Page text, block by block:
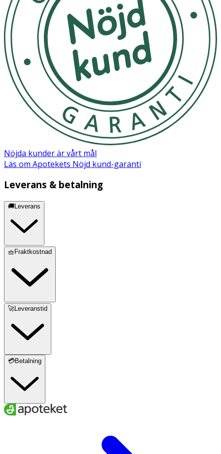
Användning
- Används vid bad, strandlek eller annan utomhusaktivitet
i solen.
- Skölj av efter användning och låt lufttorka.
Material
Ovansida: Neopren och nylonmesh
Sula: Termogummi
Förvaring & Skötselråd
Skölj efter användning och låt lufttorka.
Nöjda kunder är vårt mål
Läs om Apotekets Nöjd kund-garanti
Leverans & betalning
🚚Leverans
🧺Fraktkostnad
🚀Leveranstid
💳Betalning